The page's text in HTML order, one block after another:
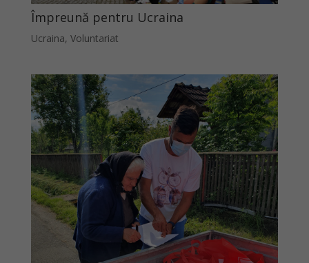
Împreună pentru Ucraina
Ucraina, Voluntariat